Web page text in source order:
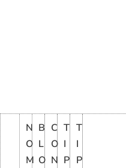
N
O
M
B
L
O
C
O
N
T
I
P
T
I
P